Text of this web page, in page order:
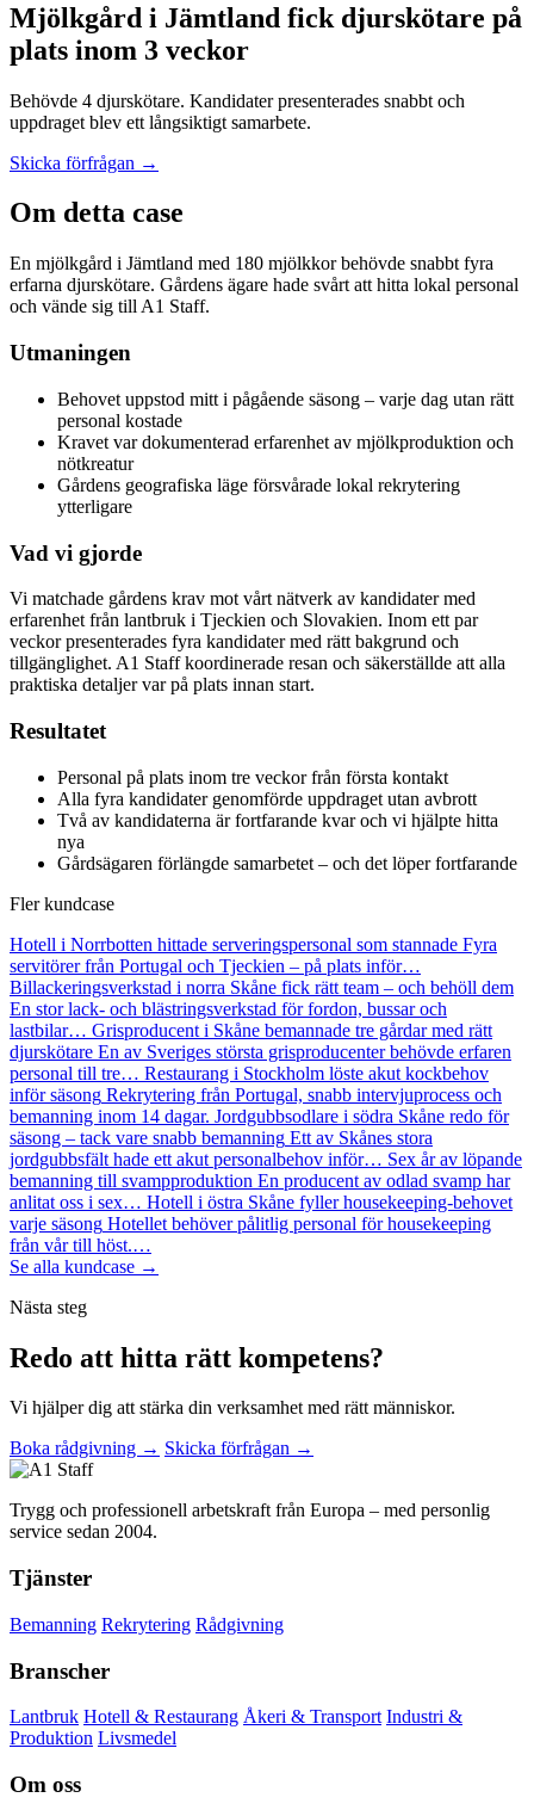
Mjölkgård i Jämtland fick djurskötare på
plats inom 3 veckor
Behövde 4 djurskötare. Kandidater presenterades snabbt och
uppdraget blev ett långsiktigt samarbete.
Skicka förfrågan →
Om detta case
En mjölkgård i Jämtland med 180 mjölkkor behövde snabbt fyra
erfarna djurskötare. Gårdens ägare hade svårt att hitta lokal personal
och vände sig till A1 Staff.
Utmaningen
Behovet uppstod mitt i pågående säsong – varje dag utan rätt
personal kostade
Kravet var dokumenterad erfarenhet av mjölkproduktion och
nötkreatur
Gårdens geografiska läge försvårade lokal rekrytering
ytterligare
Vad vi gjorde
Vi matchade gårdens krav mot vårt nätverk av kandidater med
erfarenhet från lantbruk i Tjeckien och Slovakien. Inom ett par
veckor presenterades fyra kandidater med rätt bakgrund och
tillgänglighet. A1 Staff koordinerade resan och säkerställde att alla
praktiska detaljer var på plats innan start.
Resultatet
Personal på plats inom tre veckor från första kontakt
Alla fyra kandidater genomförde uppdraget utan avbrott
Två av kandidaterna är fortfarande kvar och vi hjälpte hitta
nya
Gårdsägaren förlängde samarbetet – och det löper fortfarande
Fler kundcase
Hotell i Norrbotten hittade serveringspersonal som stannade Fyra
servitörer från Portugal och Tjeckien – på plats inför…
Billackeringsverkstad i norra Skåne fick rätt team – och behöll dem
En stor lack- och blästringsverkstad för fordon, bussar och
lastbilar… Grisproducent i Skåne bemannade tre gårdar med rätt
djurskötare En av Sveriges största grisproducenter behövde erfaren
personal till tre… Restaurang i Stockholm löste akut kockbehov
inför säsong Rekrytering från Portugal, snabb intervjuprocess och
bemanning inom 14 dagar. Jordgubbsodlare i södra Skåne redo för
säsong – tack vare snabb bemanning Ett av Skånes stora
jordgubbsfält hade ett akut personalbehov inför… Sex år av löpande
bemanning till svampproduktion En producent av odlad svamp har
anlitat oss i sex… Hotell i östra Skåne fyller housekeeping-behovet
varje säsong Hotellet behöver pålitlig personal för housekeeping
från vår till höst.…
Se alla kundcase →
Nästa steg
Redo att hitta rätt kompetens?
Vi hjälper dig att stärka din verksamhet med rätt människor.
Boka rådgivning → Skicka förfrågan →
Trygg och professionell arbetskraft från Europa – med personlig
service sedan 2004.
Tjänster
Bemanning Rekrytering Rådgivning
Branscher
Lantbruk Hotell & Restaurang Åkeri & Transport Industri &
Produktion Livsmedel
Om oss